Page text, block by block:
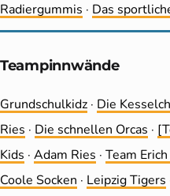
Radiergummis · Das
Teampinnwände
Grundschulkidz · Die
Ries · Die schnellen Orcas ·
Kids · Adam Ries · Team
Coole Socken · Leip­zig Tigers